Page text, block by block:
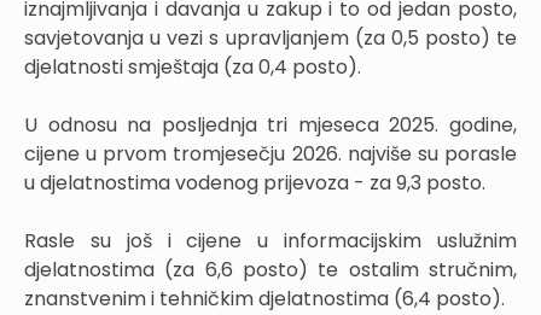
iznajmljivanja i davanja u zakup i to od jedan posto,
savjetovanja u vezi s upravljanjem (za 0,5 posto) te
djelatnosti smještaja (za 0,4 posto).
U odnosu na posljednja tri mjeseca 2025. godine,
cijene u prvom tromjesečju 2026. najviše su porasle
u djelatnostima vodenog prijevoza - za 9,3 posto.
Rasle su još i cijene u informacijskim uslužnim
djelatnostima (za 6,6 posto) te ostalim stručnim,
znanstvenim i tehničkim djelatnostima (6,4 posto).